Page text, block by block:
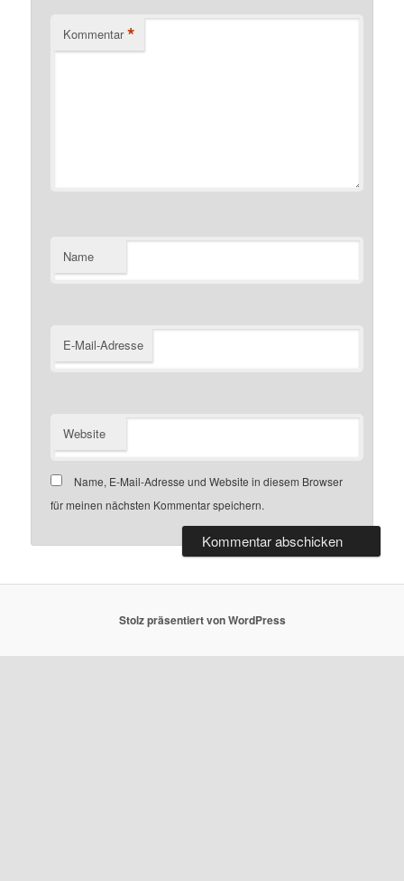
Kommentar *
Name
E-Mail-Adresse
Website
Name, E-Mail-Adresse und Website in diesem Browser
für meinen nächsten Kommentar speichern.
Stolz präsentiert von WordPress